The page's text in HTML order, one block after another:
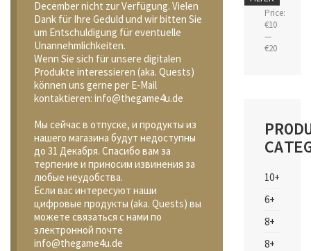
December nicht zur Verfügung. Vielen
Dank für Ihre Geduld und wir bitten Sie
um Entschuldigung für eventuelle
Unannehmlichkeiten.
Wenn Sie sich für unsere digitalen
Produkte interessieren (aka. Quests)
können uns gerne per E-Mail
kontaktieren: info@thegame4u.de
Мы сейчас в отпуске, и продукты из
нашего магазина будут недоступны
до 31 Декабря. Спасибо вам за
терпение и приносим извинения за
любые неудобства.
Если вас интересуют наши
цифровые продукты (aka. Quests) вы
можете связаться с нами по
электронной почте
info@thegame4u.de
price
price
Price:
€10
—
€20
10+
6+
8+
8+